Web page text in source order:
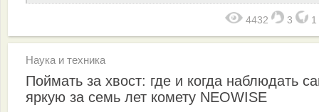
4432 3 1
Наука и техника
Поймать за хвост: где и когда наблюдать
яркую за семь лет комету NEOWISE